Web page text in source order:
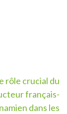
rôle crucial du
français-
dans les